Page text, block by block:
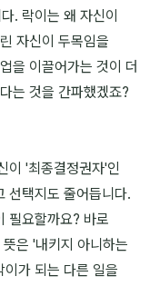
. 락이는 왜 자신이
자신이 두목임을
을 이끌어가는 것이 더
는 것을 간파했겠죠?
이 '최종결정권자'인
선택지도 줄어듭니다.
필요할까요? 바로
은 '내키지 아니하는
가 되는 다른 일을